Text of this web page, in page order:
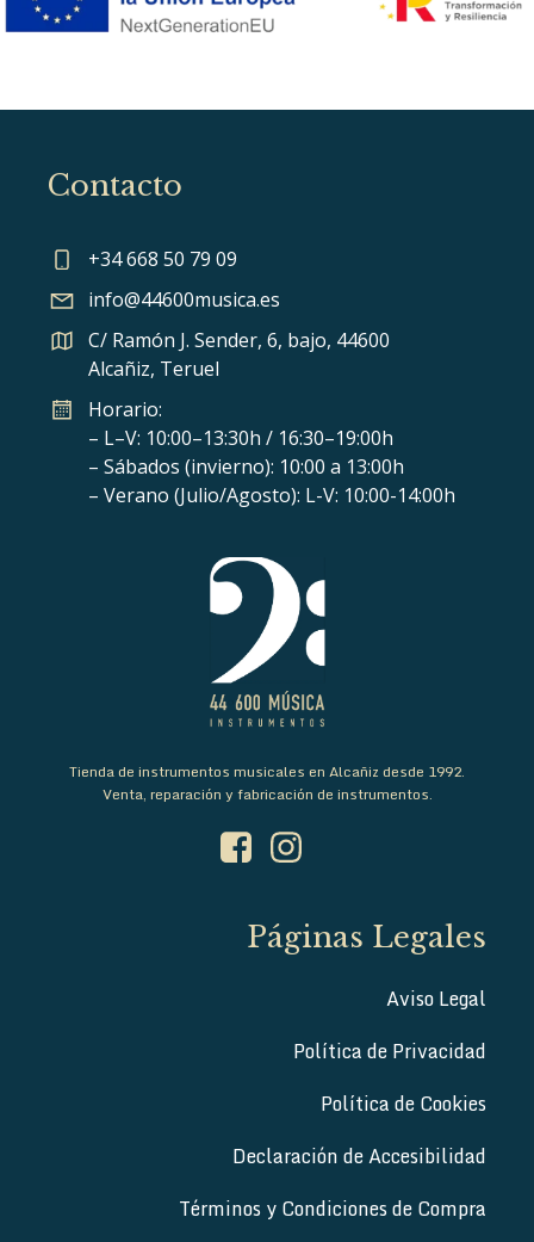
Contacto
+34 668 50 79 09
info@44600musica.es
C/ Ramón J. Sender, 6, bajo, 44600
Alcañiz, Teruel
Horario:
– L–V: 10:00–13:30h / 16:30–19:00h
– Sábados (invierno): 10:00 a 13:00h
– Verano (Julio/Agosto): L-V: 10:00-14:00h
Tienda de instrumentos musicales en Alcañiz desde 1992.
Venta, reparación y fabricación de instrumentos.
Páginas Legales
Aviso Legal
Política de Privacidad
Política de Cookies
Declaración de Accesibilidad
Términos y Condiciones de Compra